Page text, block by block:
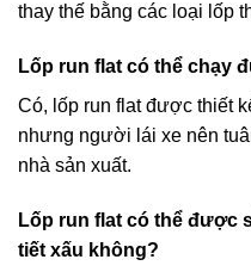
thay thế bằng các loại lốp
Lốp run flat có thể chạy
Có, lốp run flat được thiết
nhưng người lái xe nên
nhà sản xuất.
Lốp run flat có thể được
tiết xấu không?